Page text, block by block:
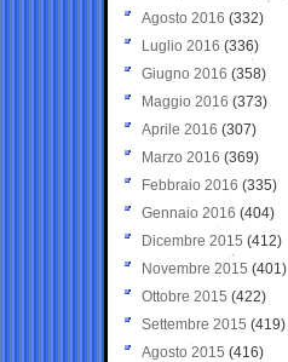
Agosto 2016 (332)
Luglio 2016 (336)
Giugno 2016 (358)
Maggio 2016 (373)
Aprile 2016 (307)
Marzo 2016 (369)
Febbraio 2016 (335)
Gennaio 2016 (404)
Dicembre 2015 (412)
Novembre 2015 (401)
Ottobre 2015 (422)
Settembre 2015 (419)
Agosto 2015 (416)